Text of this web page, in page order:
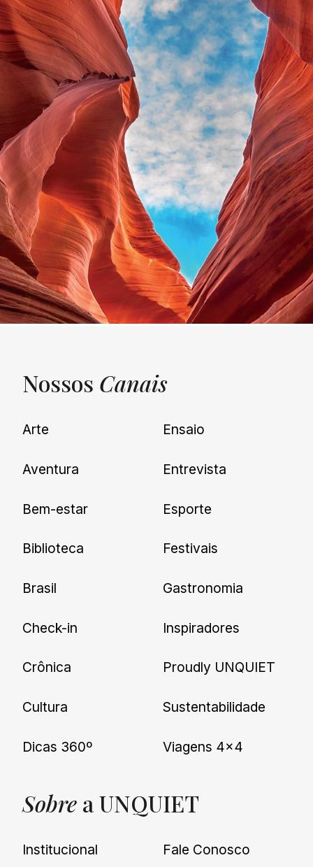
UNQUIET
Newsletter
nossas novidades.
Nossos Canais
Arte
Aventura
Bem-estar
Biblioteca
Brasil
Check-in
Crônica
Cultura
Dicas 360º
Ensaio
Entrevista
Esporte
Festivais
Gastronomia
Inspiradores
Proudly UNQUIET
Sustentabilidade
Viagens 4×4
Sobre a UNQUIET
Institucional Fale Conosco